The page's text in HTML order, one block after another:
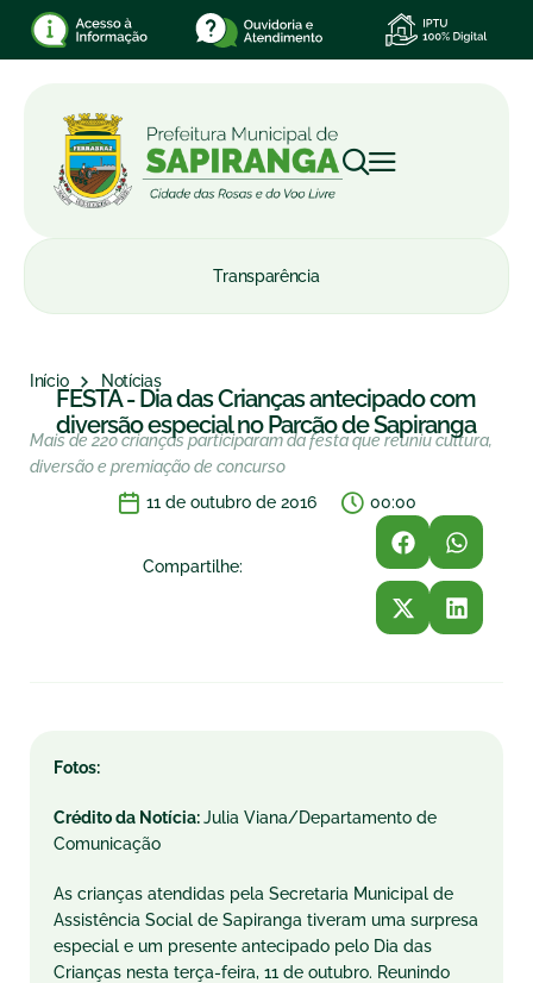
Transparência
Início Notícias
FESTA - Dia das Crianças antecipado com
diversão especial no Parcão de Sapiranga
Mais de 220 crianças participaram da festa que reuniu cultura,
diversão e premiação de concurso
11 de outubro de 2016
00:00
Compartilhe:
Fotos:
Crédito da Notícia:Julia Viana/Departamento de
Comunicação
As crianças atendidas pela Secretaria Municipal de
Assistência Social de Sapiranga tiveram uma surpresa
especial e um presente antecipado pelo Dia das
Crianças nesta terça-feira, 11 de outubro. Reunindo